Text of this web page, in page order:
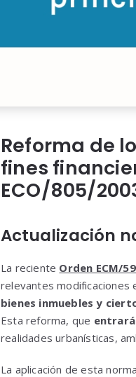
Reforma de
fines
ECO/805/
Actualización
La reciente Orden ECM/
relevantes modificaciones
bienes inmuebles y
Esta reforma, que entrará
realidades urbanísticas,
La aplicación de esta